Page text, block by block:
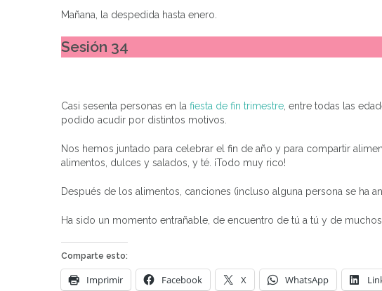
Mañana, la despedida hasta enero.
Sesión 34
Casi sesenta personas en la fiesta de fin trimestre , entre todas las
podido acudir por distintos motivos.
Nos hemos juntado para celebrar el fin de año y para compartir
alimentos, dulces y salados, y té. ¡Todo muy rico!
Después de los alimentos, canciones (incluso alguna persona se ha
Ha sido un momento entrañable, de encuentro de tú a tú y de
Comparte esto:
Imprimir Facebook X WhatsApp